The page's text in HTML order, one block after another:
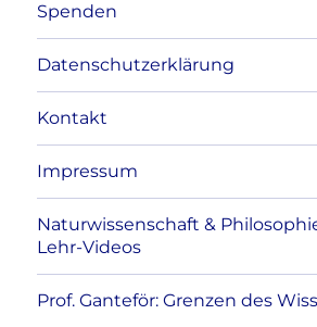
Spenden
Datenschutzerklärung
Kontakt
Impressum
Naturwissenschaft &
Lehr-Videos
Prof. Ganteför: Grenzen des